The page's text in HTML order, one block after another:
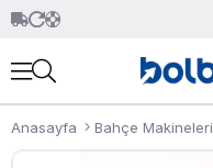
Anasayfa Bahçe Makineleri